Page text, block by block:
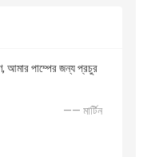
আমার পাম্পের জন্য প্রচুর
—— মার্টিন